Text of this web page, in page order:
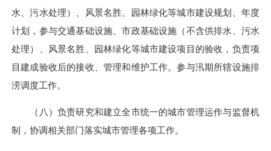
水、污水处理）、风景名胜、园林绿化等城市建设规划、年度
计划，参与交通基础设施、市政基础设施（不含供排水、污水
处理）、风景名胜、园林绿化等城市建设项目的验收，负责项
目建成验收后的接收、管理和维护工作。参与汛期所辖设施排
涝调度工作。
（八） 负责研究和建立全市统一的城市管理运作与监督机
制，协调相关部门落实城市管理各项工作。